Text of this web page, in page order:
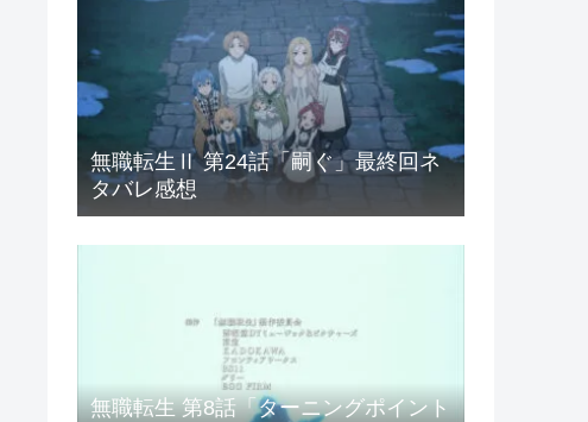
無職転生Ⅱ 第24話「嗣ぐ」最終回ネ
タバレ感想
無職転生 第8話「ターニングポイント